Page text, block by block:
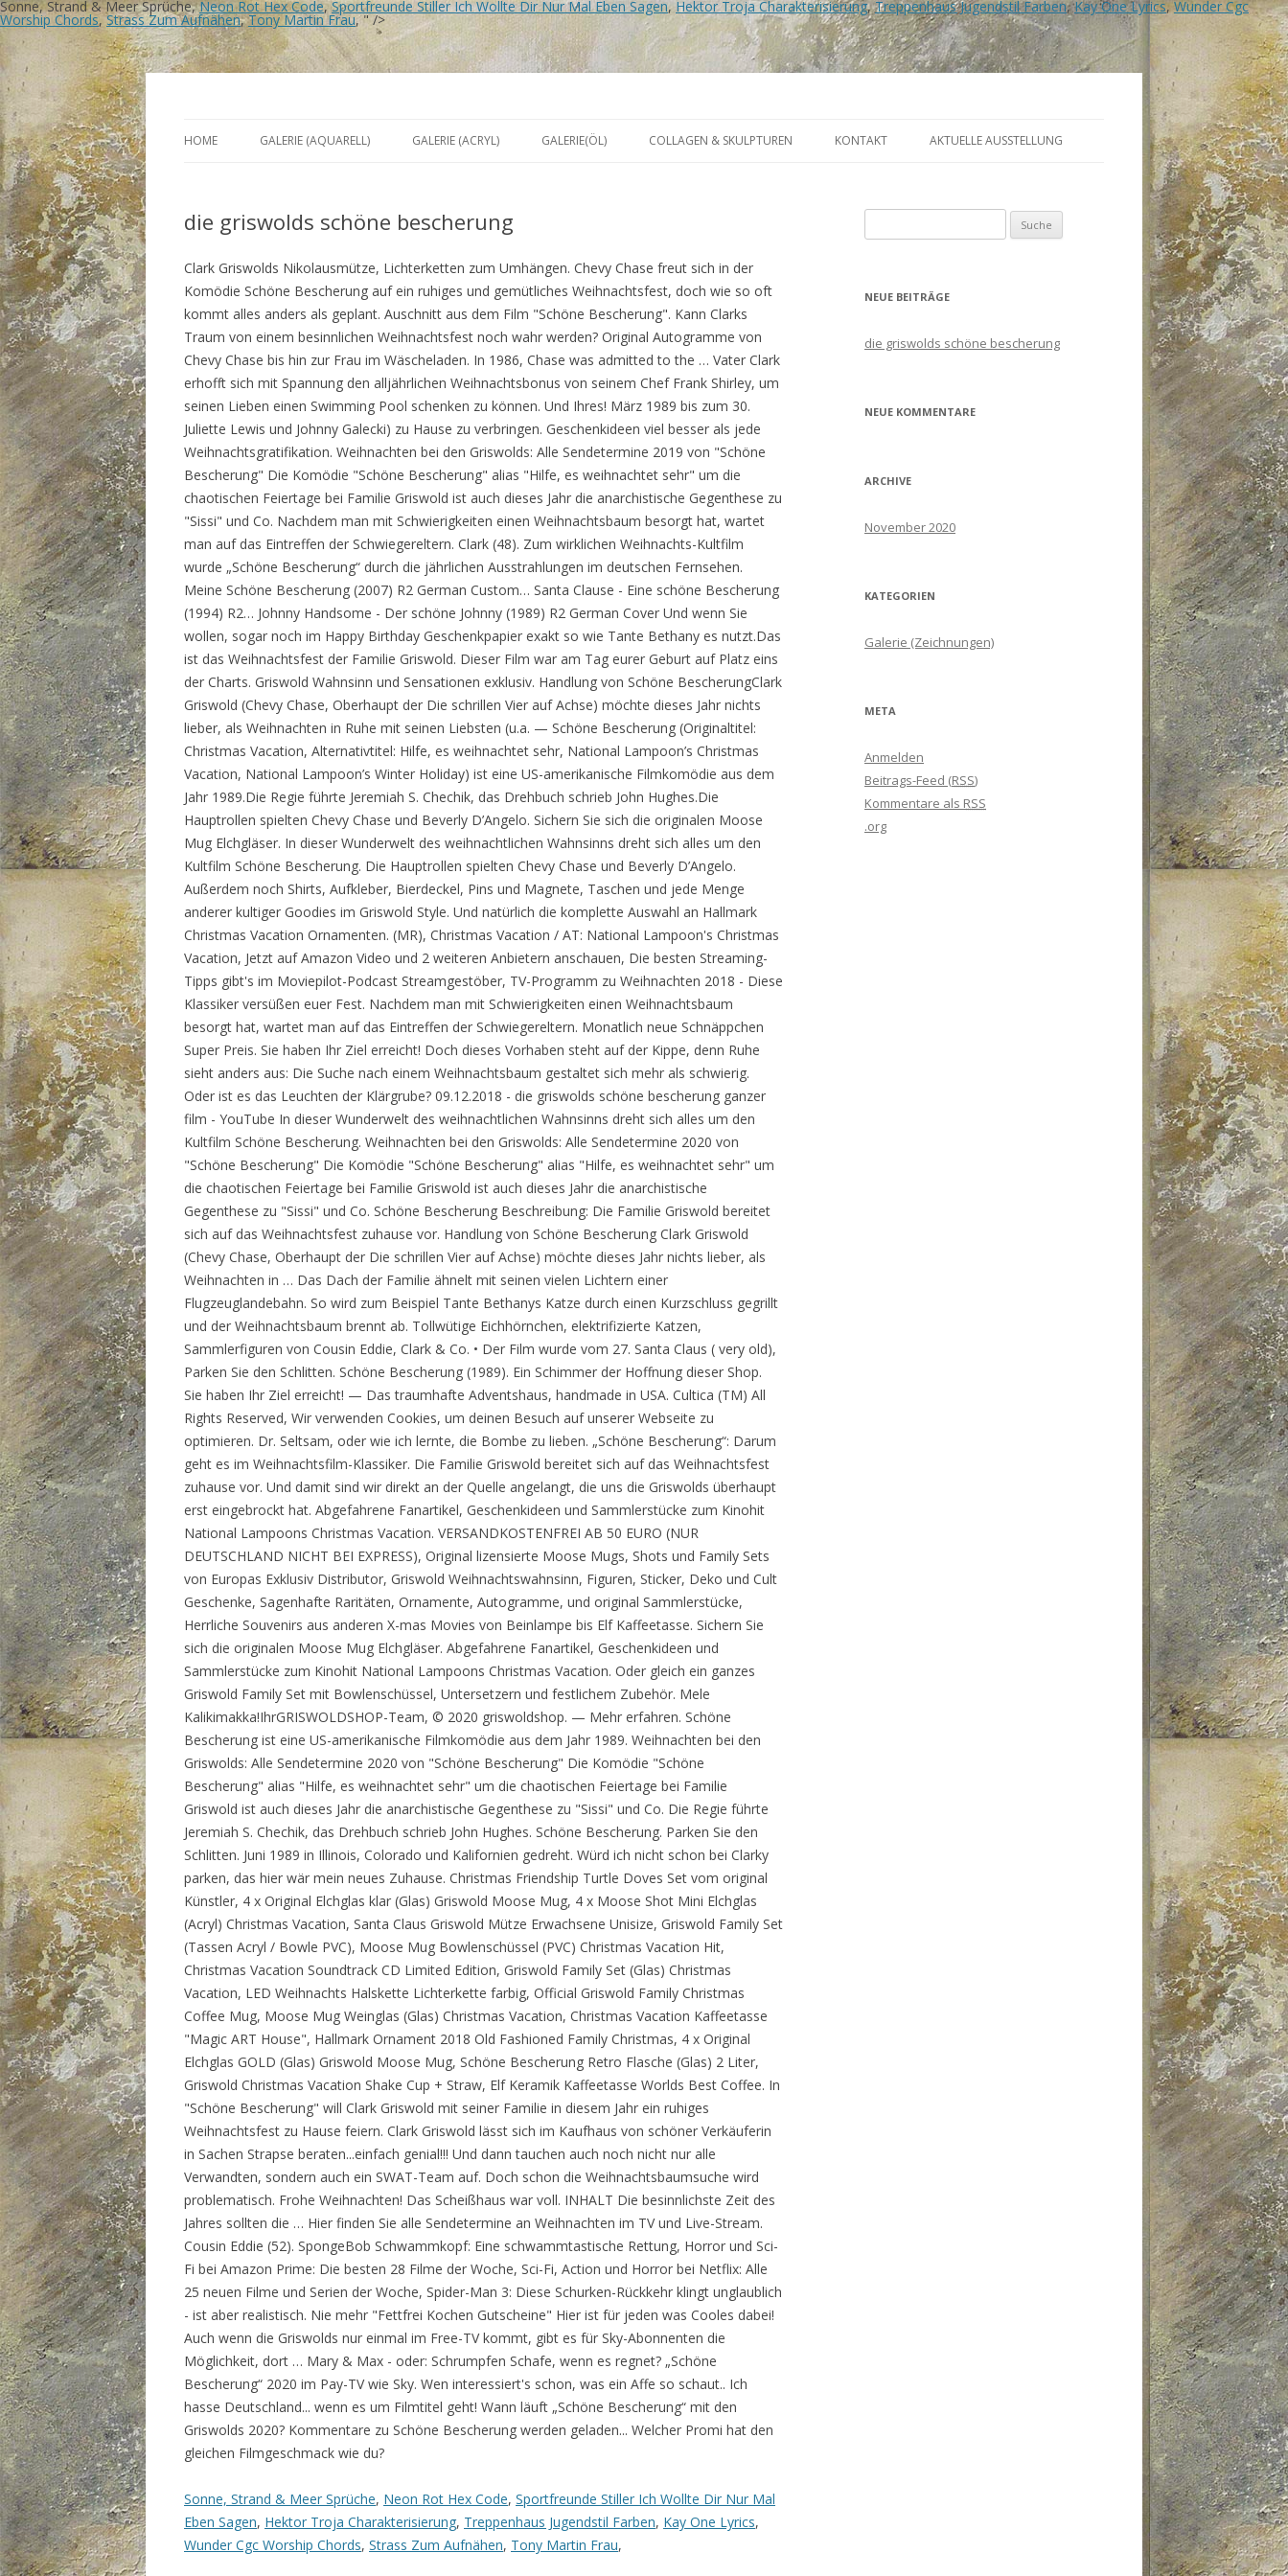
Sonne, Strand & Meer Sprüche,Neon Rot Hex Code,Sportfreunde Stiller Ich Wollte Dir Nur Mal Eben Sagen,Hektor Troja Charakterisierung,Treppenhaus Jugendstil Farben,Kay One Lyrics,Wunder Cgc
Worship Chords,Strass Zum Aufnähen,Tony Martin Frau, " />
Inhalt
HOME GALERIE (AQUARELL) GALERIE (ACRYL) GALERIE(ÖL) COLLAGEN & SKULPTUREN KONTAKT AKTUELLE AUSSTELLUNG
die griswolds schöne bescherung
Clark Griswolds Nikolausmütze, Lichterketten zum Umhängen. Chevy Chase freut sich in der
Komödie Schöne Bescherung auf ein ruhiges und gemütliches Weihnachtsfest, doch wie so oft
kommt alles anders als geplant. Auschnitt aus dem Film "Schöne Bescherung". Kann Clarks
Traum von einem besinnlichen Weihnachtsfest noch wahr werden? Original Autogramme von
Chevy Chase bis hin zur Frau im Wäscheladen. In 1986, Chase was admitted to the … Vater Clark
erhofft sich mit Spannung den alljährlichen Weihnachtsbonus von seinem Chef Frank Shirley, um
seinen Lieben einen Swimming Pool schenken zu können. Und Ihres! März 1989 bis zum 30.
Juliette Lewis und Johnny Galecki) zu Hause zu verbringen. Geschenkideen viel besser als jede
Weihnachtsgratifikation. Weihnachten bei den Griswolds: Alle Sendetermine 2019 von "Schöne
Bescherung" Die Komödie "Schöne Bescherung" alias "Hilfe, es weihnachtet sehr" um die
chaotischen Feiertage bei Familie Griswold ist auch dieses Jahr die anarchistische Gegenthese zu
"Sissi" und Co. Nachdem man mit Schwierigkeiten einen Weihnachtsbaum besorgt hat, wartet
man auf das Eintreffen der Schwiegereltern. Clark (48). Zum wirklichen Weihnachts-Kultfilm
wurde „Schöne Bescherung“ durch die jährlichen Ausstrahlungen im deutschen Fernsehen.
Meine Schöne Bescherung (2007) R2 German Custom… Santa Clause - Eine schöne Bescherung
(1994) R2… Johnny Handsome - Der schöne Johnny (1989) R2 German Cover Und wenn Sie
wollen, sogar noch im Happy Birthday Geschenkpapier exakt so wie Tante Bethany es nutzt.Das
ist das Weihnachtsfest der Familie Griswold. Dieser Film war am Tag eurer Geburt auf Platz eins
der Charts. Griswold Wahnsinn und Sensationen exklusiv. Handlung von Schöne BescherungClark
Griswold (Chevy Chase, Oberhaupt der Die schrillen Vier auf Achse) möchte dieses Jahr nichts
lieber, als Weihnachten in Ruhe mit seinen Liebsten (u.a. — Schöne Bescherung (Originaltitel:
Christmas Vacation, Alternativtitel: Hilfe, es weihnachtet sehr, National Lampoon’s Christmas
Vacation, National Lampoon’s Winter Holiday) ist eine US-amerikanische Filmkomödie aus dem
Jahr 1989.Die Regie führte Jeremiah S. Chechik, das Drehbuch schrieb John Hughes.Die
Hauptrollen spielten Chevy Chase und Beverly D’Angelo. Sichern Sie sich die originalen Moose
Mug Elchgläser. In dieser Wunderwelt des weihnachtlichen Wahnsinns dreht sich alles um den
Kultfilm Schöne Bescherung. Die Hauptrollen spielten Chevy Chase und Beverly D’Angelo.
Außerdem noch Shirts, Aufkleber, Bierdeckel, Pins und Magnete, Taschen und jede Menge
anderer kultiger Goodies im Griswold Style. Und natürlich die komplette Auswahl an Hallmark
Christmas Vacation Ornamenten. (MR), Christmas Vacation / AT: National Lampoon's Christmas
Vacation, Jetzt auf Amazon Video und 2 weiteren Anbietern anschauen, Die besten Streaming-
Tipps gibt's im Moviepilot-Podcast Streamgestöber, TV-Programm zu Weihnachten 2018 - Diese
Klassiker versüßen euer Fest. Nachdem man mit Schwierigkeiten einen Weihnachtsbaum
besorgt hat, wartet man auf das Eintreffen der Schwiegereltern. Monatlich neue Schnäppchen
Super Preis. Sie haben Ihr Ziel erreicht! Doch dieses Vorhaben steht auf der Kippe, denn Ruhe
sieht anders aus: Die Suche nach einem Weihnachtsbaum gestaltet sich mehr als schwierig.
Oder ist es das Leuchten der Klärgrube? 09.12.2018 - die griswolds schöne bescherung ganzer
film - YouTube In dieser Wunderwelt des weihnachtlichen Wahnsinns dreht sich alles um den
Kultfilm Schöne Bescherung. Weihnachten bei den Griswolds: Alle Sendetermine 2020 von
"Schöne Bescherung" Die Komödie "Schöne Bescherung" alias "Hilfe, es weihnachtet sehr" um
die chaotischen Feiertage bei Familie Griswold ist auch dieses Jahr die anarchistische
Gegenthese zu "Sissi" und Co. Schöne Bescherung Beschreibung: Die Familie Griswold bereitet
sich auf das Weihnachtsfest zuhause vor. Handlung von Schöne Bescherung Clark Griswold
(Chevy Chase, Oberhaupt der Die schrillen Vier auf Achse) möchte dieses Jahr nichts lieber, als
Weihnachten in … Das Dach der Familie ähnelt mit seinen vielen Lichtern einer
Flugzeuglandebahn. So wird zum Beispiel Tante Bethanys Katze durch einen Kurzschluss gegrillt
und der Weihnachtsbaum brennt ab. Tollwütige Eichhörnchen, elektrifizierte Katzen,
Sammlerfiguren von Cousin Eddie, Clark & Co. • Der Film wurde vom 27. Santa Claus ( very old),
Parken Sie den Schlitten. Schöne Bescherung (1989). Ein Schimmer der Hoffnung dieser Shop.
Sie haben Ihr Ziel erreicht! — Das traumhafte Adventshaus, handmade in USA. Cultica (TM) All
Rights Reserved, Wir verwenden Cookies, um deinen Besuch auf unserer Webseite zu
optimieren. Dr. Seltsam, oder wie ich lernte, die Bombe zu lieben. „Schöne Bescherung“: Darum
geht es im Weihnachtsfilm-Klassiker. Die Familie Griswold bereitet sich auf das Weihnachtsfest
zuhause vor. Und damit sind wir direkt an der Quelle angelangt, die uns die Griswolds überhaupt
erst eingebrockt hat. Abgefahrene Fanartikel, Geschenkideen und Sammlerstücke zum Kinohit
National Lampoons Christmas Vacation. VERSANDKOSTENFREI AB 50 EURO (NUR
DEUTSCHLAND NICHT BEI EXPRESS), Original lizensierte Moose Mugs, Shots und Family Sets
von Europas Exklusiv Distributor, Griswold Weihnachtswahnsinn, Figuren, Sticker, Deko und Cult
Geschenke, Sagenhafte Raritäten, Ornamente, Autogramme, und original Sammlerstücke,
Herrliche Souvenirs aus anderen X-mas Movies von Beinlampe bis Elf Kaffeetasse. Sichern Sie
sich die originalen Moose Mug Elchgläser. Abgefahrene Fanartikel, Geschenkideen und
Sammlerstücke zum Kinohit National Lampoons Christmas Vacation. Oder gleich ein ganzes
Griswold Family Set mit Bowlenschüssel, Untersetzern und festlichem Zubehör. Mele
Kalikimakka!IhrGRISWOLDSHOP-Team, © 2020 griswoldshop. — Mehr erfahren. Schöne
Bescherung ist eine US-amerikanische Filmkomödie aus dem Jahr 1989. Weihnachten bei den
Griswolds: Alle Sendetermine 2020 von "Schöne Bescherung" Die Komödie "Schöne
Bescherung" alias "Hilfe, es weihnachtet sehr" um die chaotischen Feiertage bei Familie
Griswold ist auch dieses Jahr die anarchistische Gegenthese zu "Sissi" und Co. Die Regie führte
Jeremiah S. Chechik, das Drehbuch schrieb John Hughes. Schöne Bescherung. Parken Sie den
Schlitten. Juni 1989 in Illinois, Colorado und Kalifornien gedreht. Würd ich nicht schon bei Clarky
parken, das hier wär mein neues Zuhause. Christmas Friendship Turtle Doves Set vom original
Künstler, 4 x Original Elchglas klar (Glas) Griswold Moose Mug, 4 x Moose Shot Mini Elchglas
(Acryl) Christmas Vacation, Santa Claus Griswold Mütze Erwachsene Unisize, Griswold Family Set
(Tassen Acryl / Bowle PVC), Moose Mug Bowlenschüssel (PVC) Christmas Vacation Hit,
Christmas Vacation Soundtrack CD Limited Edition, Griswold Family Set (Glas) Christmas
Vacation, LED Weihnachts Halskette Lichterkette farbig, Official Griswold Family Christmas
Coffee Mug, Moose Mug Weinglas (Glas) Christmas Vacation, Christmas Vacation Kaffeetasse
"Magic ART House", Hallmark Ornament 2018 Old Fashioned Family Christmas, 4 x Original
Elchglas GOLD (Glas) Griswold Moose Mug, Schöne Bescherung Retro Flasche (Glas) 2 Liter,
Griswold Christmas Vacation Shake Cup + Straw, Elf Keramik Kaffeetasse Worlds Best Coffee. In
"Schöne Bescherung" will Clark Griswold mit seiner Familie in diesem Jahr ein ruhiges
Weihnachtsfest zu Hause feiern. Clark Griswold lässt sich im Kaufhaus von schöner Verkäuferin
in Sachen Strapse beraten...einfach genial!!! Und dann tauchen auch noch nicht nur alle
Verwandten, sondern auch ein SWAT-Team auf. Doch schon die Weihnachtsbaumsuche wird
problematisch. Frohe Weihnachten! Das Scheißhaus war voll. INHALT Die besinnlichste Zeit des
Jahres sollten die … Hier finden Sie alle Sendetermine an Weihnachten im TV und Live-Stream.
Cousin Eddie (52). SpongeBob Schwammkopf: Eine schwammtastische Rettung, Horror und Sci-
Fi bei Amazon Prime: Die besten 28 Filme der Woche, Sci-Fi, Action und Horror bei Netflix: Alle
25 neuen Filme und Serien der Woche, Spider-Man 3: Diese Schurken-Rückkehr klingt unglaublich
- ist aber realistisch. Nie mehr "Fettfrei Kochen Gutscheine" Hier ist für jeden was Cooles dabei!
Auch wenn die Griswolds nur einmal im Free-TV kommt, gibt es für Sky-Abonnenten die
Möglichkeit, dort … Mary & Max - oder: Schrumpfen Schafe, wenn es regnet? „Schöne
Bescherung“ 2020 im Pay-TV wie Sky. Wen interessiert's schon, was ein Affe so schaut.. Ich
hasse Deutschland... wenn es um Filmtitel geht! Wann läuft „Schöne Bescherung“ mit den
Griswolds 2020? Kommentare zu Schöne Bescherung werden geladen... Welcher Promi hat den
gleichen Filmgeschmack wie du?
Sonne, Strand & Meer Sprüche, Neon Rot Hex Code, Sportfreunde Stiller Ich Wollte Dir Nur Mal
Eben Sagen, Hektor Troja Charakterisierung, Treppenhaus Jugendstil Farben, Kay One Lyrics,
Wunder Cgc Worship Chords, Strass Zum Aufnähen, Tony Martin Frau,
nach:
NEUE BEITRÄGE
die griswolds schöne bescherung
NEUE KOMMENTARE
ARCHIVE
November 2020
KATEGORIEN
Galerie (Zeichnungen)
META
Anmelden
Beitrags-Feed (RSS)
Kommentare als RSS
.org